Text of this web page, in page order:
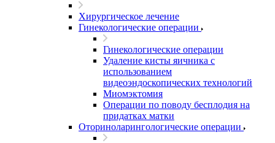
Хирургическое лечение
Гинекологические операции
Гинекологические операции
Удаление кисты яичника с
использованием
видеоэндоскопических технологий
Миомэктомия
Операции по поводу бесплодия на
придатках матки
Оториноларингологические операции